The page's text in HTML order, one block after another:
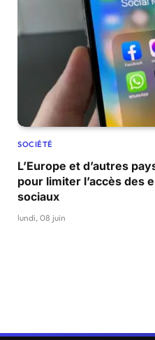
SOCIÉTÉ
L’Europe et d’autres
pour limiter l’accès des
sociaux
lundi, 08 juin